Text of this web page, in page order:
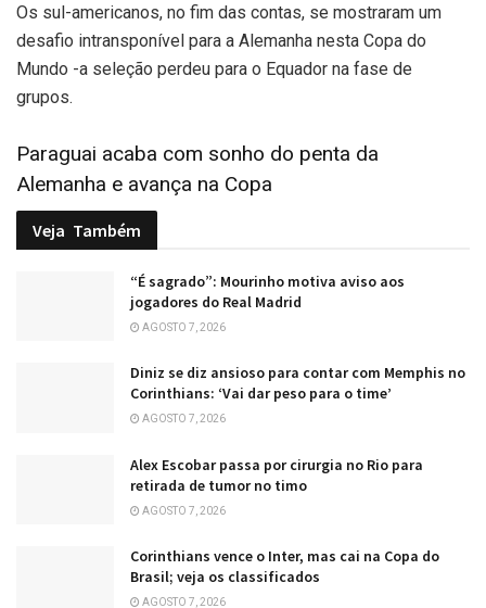
Os sul-americanos, no fim das contas, se mostraram um
desafio intransponível para a Alemanha nesta Copa do
Mundo -a seleção perdeu para o Equador na fase de
grupos.
Paraguai acaba com sonho do penta da
Alemanha e avança na Copa
Veja Também
“É sagrado”: Mourinho motiva aviso aos
jogadores do Real Madrid
AGOSTO 7, 2026
Diniz se diz ansioso para contar com Memphis no
Corinthians: ‘Vai dar peso para o time’
AGOSTO 7, 2026
Alex Escobar passa por cirurgia no Rio para
retirada de tumor no timo
AGOSTO 7, 2026
Corinthians vence o Inter, mas cai na Copa do
Brasil; veja os classificados
AGOSTO 7, 2026